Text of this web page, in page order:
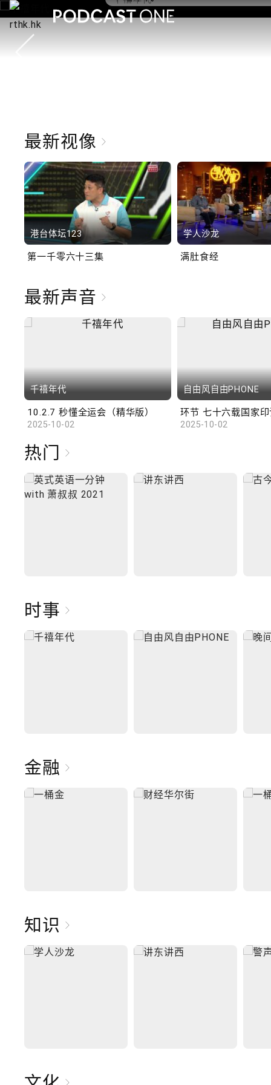
10.2.1 内地国庆假期连
最新视像
港台体坛123
第一千零六十三集
学人沙龙
满肚食经
最新声音
千禧年代
10.2.7 秒懂全运会（精华版）
2025-10-02
自由风自由PHONE
环节 七十六载国家
2025-10-02
热门
时事
金融
知识